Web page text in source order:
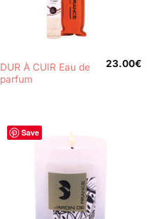
DUR À CUIR Eau de
parfum
23.00€
Save